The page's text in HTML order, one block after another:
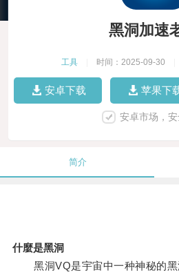
黑洞加速
工具 时间：2025-09-30
安卓下载 苹果下
安卓市场，
简介
什麼是黑洞
黑洞VQ是宇宙中一种神秘的黑